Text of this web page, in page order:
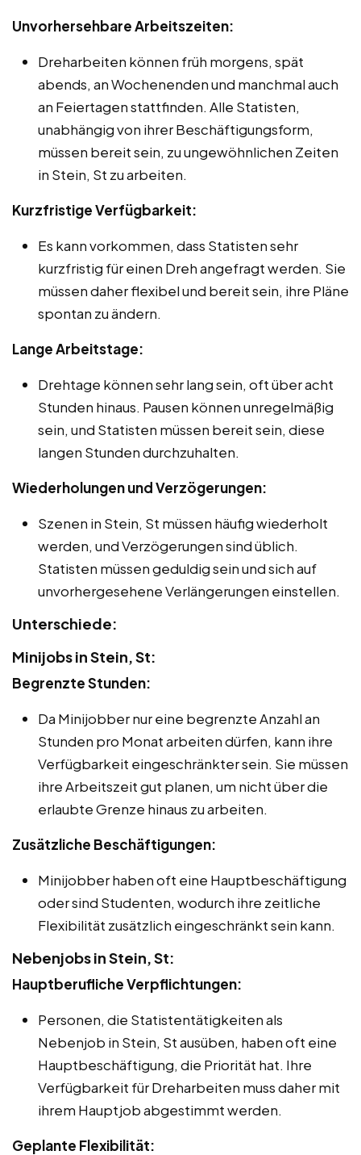
Unvorhersehbare Arbeitszeiten:
Dreharbeiten können früh morgens, spät
abends, an Wochenenden und manchmal auch
an Feiertagen stattfinden. Alle Statisten,
unabhängig von ihrer Beschäftigungsform,
müssen bereit sein, zu ungewöhnlichen Zeiten
in Stein, St zu arbeiten.
Kurzfristige Verfügbarkeit:
Es kann vorkommen, dass Statisten sehr
kurzfristig für einen Dreh angefragt werden. Sie
müssen daher flexibel und bereit sein, ihre Pläne
spontan zu ändern.
Lange Arbeitstage:
Drehtage können sehr lang sein, oft über acht
Stunden hinaus. Pausen können unregelmäßig
sein, und Statisten müssen bereit sein, diese
langen Stunden durchzuhalten.
Wiederholungen und Verzögerungen:
Szenen in Stein, St müssen häufig wiederholt
werden, und Verzögerungen sind üblich.
Statisten müssen geduldig sein und sich auf
unvorhergesehene Verlängerungen einstellen.
Unterschiede:
Minijobs in Stein, St:
Begrenzte Stunden:
Da Minijobber nur eine begrenzte Anzahl an
Stunden pro Monat arbeiten dürfen, kann ihre
Verfügbarkeit eingeschränkter sein. Sie müssen
ihre Arbeitszeit gut planen, um nicht über die
erlaubte Grenze hinaus zu arbeiten.
Zusätzliche Beschäftigungen:
Minijobber haben oft eine Hauptbeschäftigung
oder sind Studenten, wodurch ihre zeitliche
Flexibilität zusätzlich eingeschränkt sein kann.
Nebenjobs in Stein, St:
Hauptberufliche Verpflichtungen:
Personen, die Statistentätigkeiten als
Nebenjob in Stein, St ausüben, haben oft eine
Hauptbeschäftigung, die Priorität hat. Ihre
Verfügbarkeit für Dreharbeiten muss daher mit
ihrem Hauptjob abgestimmt werden.
Geplante Flexibilität: